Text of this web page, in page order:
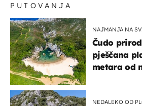
PUTOVANJA
NAJMANJA NA
Čudo
pješčana
metara od
NEDALEKO OD